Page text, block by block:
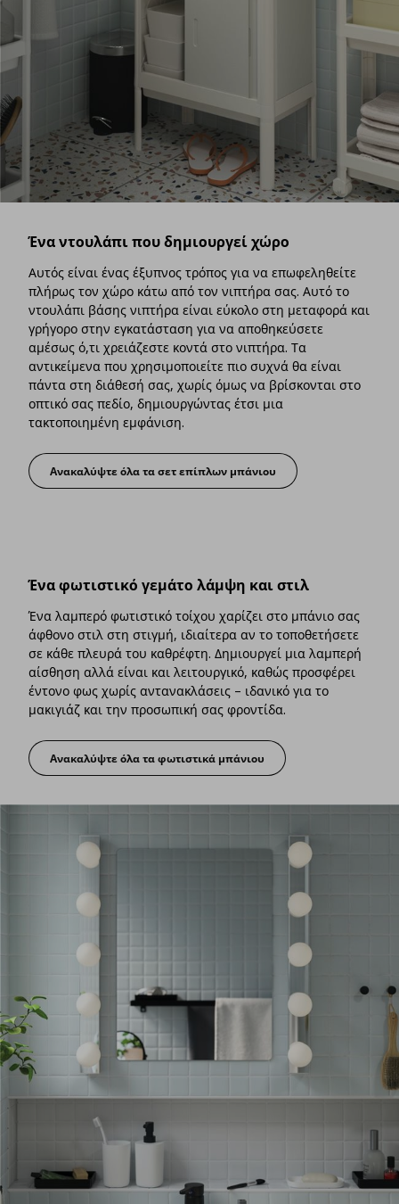
Ένα ντουλάπι που δημιουργεί χώρο
Αυτός είναι ένας έξυπνος τρόπος για να επωφεληθείτε
πλήρως τον χώρο κάτω από τον νιπτήρα σας. Αυτό το
ντουλάπι βάσης νιπτήρα είναι εύκολο στη μεταφορά και
γρήγορο στην εγκατάσταση για να αποθηκεύσετε
αμέσως ό,τι χρειάζεστε κοντά στο νιπτήρα. Τα
αντικείμενα που χρησιμοποιείτε πιο συχνά θα είναι
πάντα στη διάθεσή σας, χωρίς όμως να βρίσκονται στο
οπτικό σας πεδίο, δημιουργώντας έτσι μια
τακτοποιημένη εμφάνιση.
Ένα ντουλάπι που δημιουργεί χώρο
Ανακαλύψτε όλα τα σετ επίπλων μπάνιου
Ένα φωτιστικό γεμάτο λάμψη και στιλ
Ένα λαμπερό φωτιστικό τοίχου χαρίζει στο μπάνιο σας
άφθονο στιλ στη στιγμή, ιδιαίτερα αν το τοποθετήσετε
σε κάθε πλευρά του καθρέφτη. Δημιουργεί μια λαμπερή
αίσθηση αλλά είναι και λειτουργικό, καθώς προσφέρει
έντονο φως χωρίς αντανακλάσεις – ιδανικό για το
μακιγιάζ και την προσωπική σας φροντίδα.
Ένα φωτιστικό γεμάτο λάμψη και στιλ
Ανακαλύψτε όλα τα φωτιστικά μπάνιου